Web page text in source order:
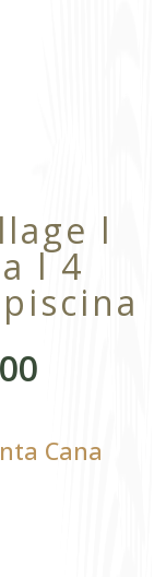
l
l 4
Cana